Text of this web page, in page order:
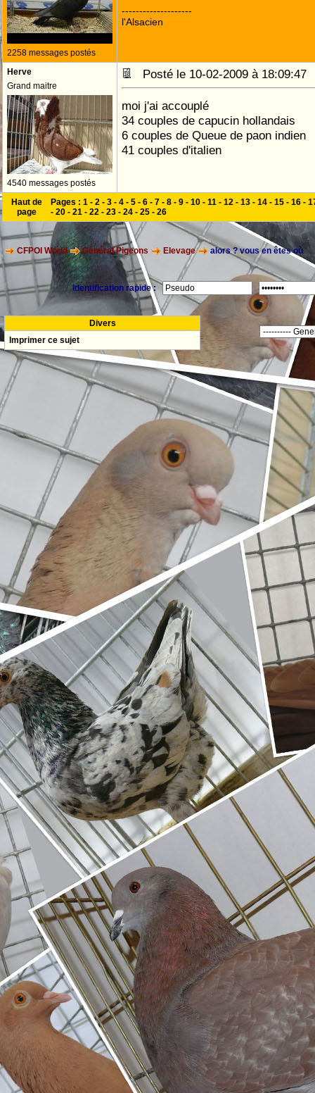
2258 messages postés
--------------------
l'Alsacien
Herve
Grand maitre
4540 messages postés
Posté le 10-02-2009 à
moi j'ai accouplé
34 couples de capucin hollandais
6 couples de Queue de paon indien
41 couples d'italien
Haut de
page
Pages : 1 - 2 - 3 - 4 - 5 - 6 - 7 - 8 - 9 - 10 - 11 - 12 - 13 - 14 - 15 - 16 -
- 20 - 21 - 22 - 23 - 24 - 25 - 26
CFPOI World Général Pigeons Elevage alors ? vous en êtes où
Identification rapide :
Divers
Imprimer ce sujet